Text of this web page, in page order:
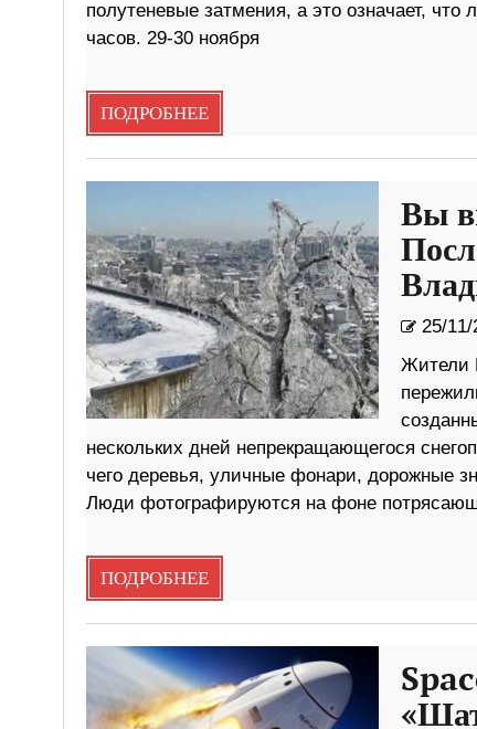
полутеневые затмения, а это означает,
часов. 29-30 ноября
ПОДРОБНЕЕ
Вы
25/11/
Жители
нескольких дней непрекращающегося
чего деревья, уличные фонари, дорожные
Люди фотографируются на фоне
ПОДРОБНЕЕ